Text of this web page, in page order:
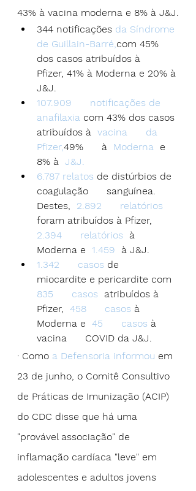
43% à vacina moderna e 8% à J&J.
344 notificações da Síndrome
de Guillain-Barré, com 45%
dos casos atribuídos à
Pfizer, 41% à Moderna e 20% à
J&J.
107.909      notificações de
anafilaxia com 43% dos casos
atribuídos à vacina      da
Pfizer,49%      à Moderna
e
8% à J&J.
6.787 relatos de distúrbios de
coagulação      sanguínea.
Destes, 2.892      relatórios
foram atribuídos à Pfizer,
2.394      relatórios
  à
Moderna e 1.459
  à J&J.
1.342      casos de
miocardite e pericardite com
835      casos
  atribuídos à
Pfizer, 458      casos à
Moderna e 45      casos à
vacina      COVID da J&J.
· Como a Defensoria informou em
23 de junho, o Comitê Consultivo
de Práticas de Imunização (ACIP)
do CDC disse que há uma
"provável associação" de
inflamação cardíaca "leve" em
adolescentes e adultos jovens